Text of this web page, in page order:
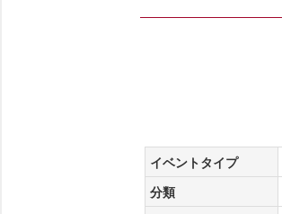
イベントタイプ
分類